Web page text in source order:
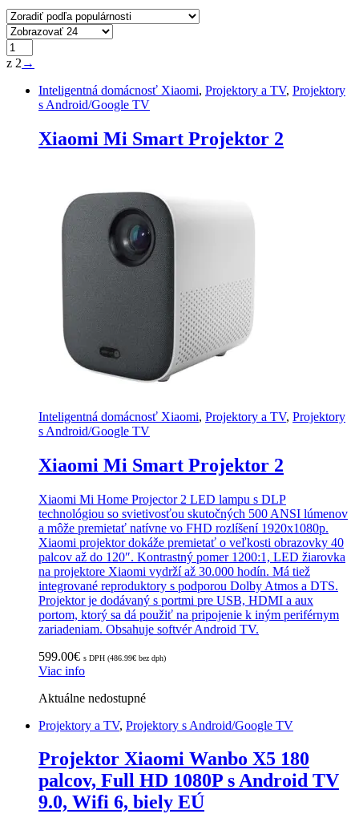
z 2 →
Inteligentná domácnosť Xiaomi, Projektory a TV, Projektory
s Android/Google TV
Xiaomi Mi Smart Projektor 2
Inteligentná domácnosť Xiaomi, Projektory a TV, Projektory
s Android/Google TV
Xiaomi Mi Smart Projektor 2
Xiaomi Mi Home Projector 2 LED lampu s DLP
technológiou so svietivosťou skutočných 500 ANSI lúmenov
a môže premietať natívne vo FHD rozlíšení 1920x1080p.
Xiaomi projektor dokáže premietať o veľkosti obrazovky 40
palcov až do 120″. Kontrastný pomer 1200:1, LED žiarovka
na projektore Xiaomi vydrží až 30.000 hodín. Má tiež
integrované reproduktory s podporou Dolby Atmos a DTS.
Projektor je dodávaný s portmi pre USB, HDMI a aux
portom, ktorý sa dá použiť na pripojenie k iným periférnym
zariadeniam. Obsahuje softvér Android TV.
599.00€ s DPH (486.99€ bez dph)
Viac info
Aktuálne nedostupné
Projektory a TV, Projektory s Android/Google TV
Projektor Xiaomi Wanbo X5 180
palcov, Full HD 1080P s Android TV
9.0, Wifi 6, biely EÚ